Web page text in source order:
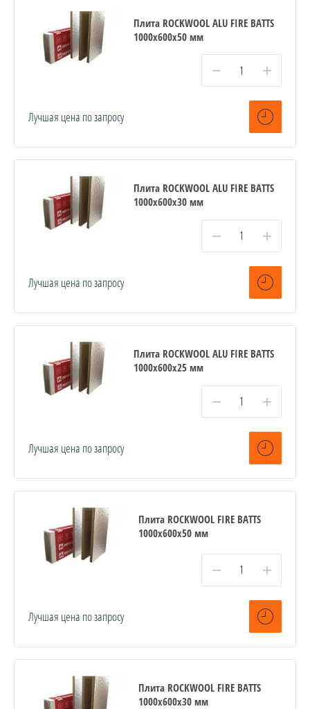
Плита ROCKWOOL ALU FIRE BATTS
1000x600x50 мм
− +
Лучшая цена по запросу
Плита ROCKWOOL ALU FIRE BATTS
1000x600x30 мм
− +
Лучшая цена по запросу
Плита ROCKWOOL ALU FIRE BATTS
1000x600x25 мм
− +
Лучшая цена по запросу
Плита ROCKWOOL FIRE BATTS
1000x600x50 мм
− +
Лучшая цена по запросу
Плита ROCKWOOL FIRE BATTS
1000x600x30 мм